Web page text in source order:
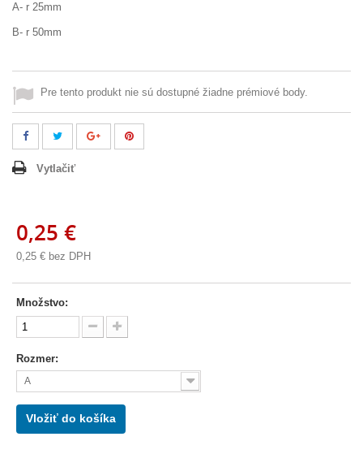
A- r 25mm
B- r 50mm
Pre tento produkt nie sú dostupné žiadne prémiové body.
Vytlačiť
0,25 €
0,25 € bez DPH
Množstvo:
Rozmer:
A
Vložiť do košíka